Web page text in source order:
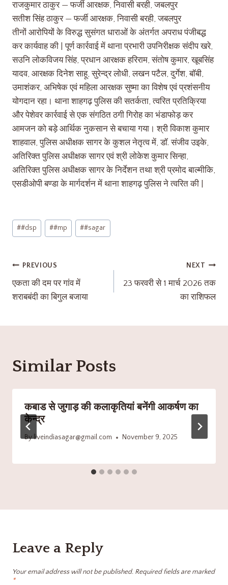
राजकुमार ठाकुर — फर्जी आरक्षक, निवासी बरही, जबलपुर
सतीश सिंह ठाकुर — फर्जी आरक्षक, निवासी बरही, जबलपुर
तीनों आरोपियों के विरुद्ध सुसंगत धाराओं के अंतर्गत अपराध पंजीबद्ध
कर कार्यवाह की | पूर्ण कार्रवाई में थाना प्रभारी उपनिरीक्षक संदीप खरे,
सउनि लोकविजय सिंह, प्रधान आरक्षक हरिराम, संतोष कुमार, खूबसिंह
यादव, आरक्षक दिनेश साहू, सुरेन्द्र लोधी, लखन पटैल, दुर्गेश, बॉबी,
उमाशंकर, अभिषेक एवं महिला आरक्षक सुष्मा का विशेष एवं प्रशंसनीय
योगदान रहा। थाना शाहगढ़ पुलिस की सतर्कता, त्वरित प्रतिक्रिया
और पेशेवर कार्रवाई से एक संगठित ठगी गिरोह का भंडाफोड़ कर
आमजन को बड़े आर्थिक नुकसान से बचाया गया। श्री विकाश कुमार
शाहवाल, पुलिस अधीक्षक सागर के कुशल नेतृत्व में, डॉ. संजीव उइके,
अतिरिक्त पुलिस अधीक्षक सागर एवं श्री लोकेश कुमार सिन्हा,
अतिरिक्त पुलिस अधीक्षक सागर के निर्देशन तथा श्री प्रमोद बाल्मीकि,
एसडीओपी बण्डा के मार्गदर्शन में थाना शाहगढ़ पुलिस ने त्वरित की |
##dsp ##mp ##sagar
PREVIOUS
एकता की दम पर गांव में
शराबबंदी का बिगुल बजाया
NEXT
23 फरवरी से 1 मार्च 2026 तक
का राशिफल
Similar Posts
कबाड से जुगाड़ की कलाकृतियां बनेंगी आकर्षण का
केन्द्र
Byliveindiasagar@gmail.com November 9, 2025
Leave a Reply
Your email address will not be published. Required fields are marked
*